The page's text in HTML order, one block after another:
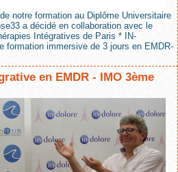
notre formation au Diplôme Universitaire
a décidé en collaboration avec le
Intégratives de Paris * IN-
formation immersive de 3 jours en EMDR-
en EMDR - IMO 3ème